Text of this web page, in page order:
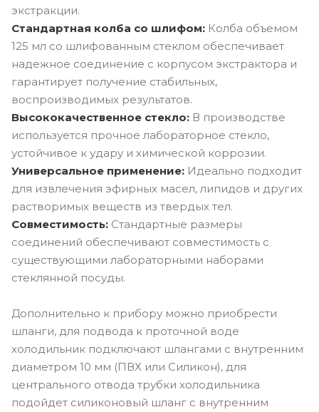
экстракции.
Стандартная колба со шлифом: Колба объемом
125 мл со шлифованным стеклом обеспечивает
надежное соединение с корпусом экстрактора и
гарантирует получение стабильных,
воспроизводимых результатов.
Высококачественное стекло: В производстве
используется прочное лабораторное стекло,
устойчивое к удару и химической коррозии.
Универсальное применение: Идеально подходит
для извлечения эфирных масел, липидов и других
растворимых веществ из твердых тел.
Совместимость: Стандартные размеры
соединений обеспечивают совместимость с
существующими лабораторными наборами
стеклянной посуды.
Дополнительно к прибору можно приобрести
шланги, для подвода к проточной воде
холодильник подключают шлангами с внутренним
диаметром 10 мм (ПВХ или Силикон), для
центрального отвода трубки холодильника
подойдет силиконовый шланг с внутренним